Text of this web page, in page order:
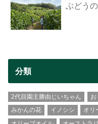
ぶどう
分類
2代目園主勝由じいちゃん お
みかんの花
イノシシ オリ